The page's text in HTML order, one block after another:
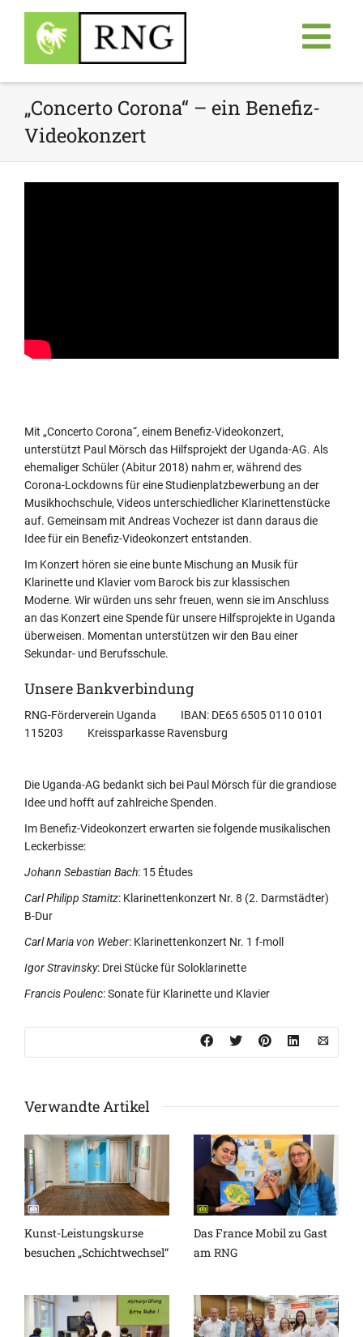
„Concerto Corona“ – ein Benefiz-
Videokonzert
Mit „Concerto Corona“, einem Benefiz-Videokonzert,
unterstützt Paul Mörsch das Hilfsprojekt der Uganda-AG. Als
ehemaliger Schüler (Abitur 2018) nahm er, während des
Corona-Lockdowns für eine Studienplatzbewerbung an der
Musikhochschule, Videos unterschiedlicher Klarinettenstücke
auf. Gemeinsam mit Andreas Vochezer ist dann daraus die
Idee für ein Benefiz-Videokonzert entstanden.
Im Konzert hören sie eine bunte Mischung an Musik für
Klarinette und Klavier vom Barock bis zur klassischen
Moderne. Wir würden uns sehr freuen, wenn sie im Anschluss
an das Konzert eine Spende für unsere Hilfsprojekte in Uganda
überweisen. Momentan unterstützen wir den Bau einer
Sekundar- und Berufsschule.
Unsere Bankverbindung
RNG-Förderverein Uganda IBAN: DE65 6505 0110 0101
115203 Kreissparkasse Ravensburg
Die Uganda-AG bedankt sich bei Paul Mörsch für die grandiose
Idee und hofft auf zahlreiche Spenden.
Im Benefiz-Videokonzert erwarten sie folgende musikalischen
Leckerbisse:
Johann Sebastian Bach: 15 Études
Carl Philipp Stamitz: Klarinettenkonzert Nr. 8 (2. Darmstädter)
B-Dur
Carl Maria von Weber: Klarinettenkonzert Nr. 1 f-moll
Igor Stravinsky: Drei Stücke für Soloklarinette
Francis Poulenc: Sonate für Klarinette und Klavier
Verwandte Artikel
Kunst-Leistungskurse
besuchen „Schichtwechsel“
Das France Mobil zu Gast
am RNG